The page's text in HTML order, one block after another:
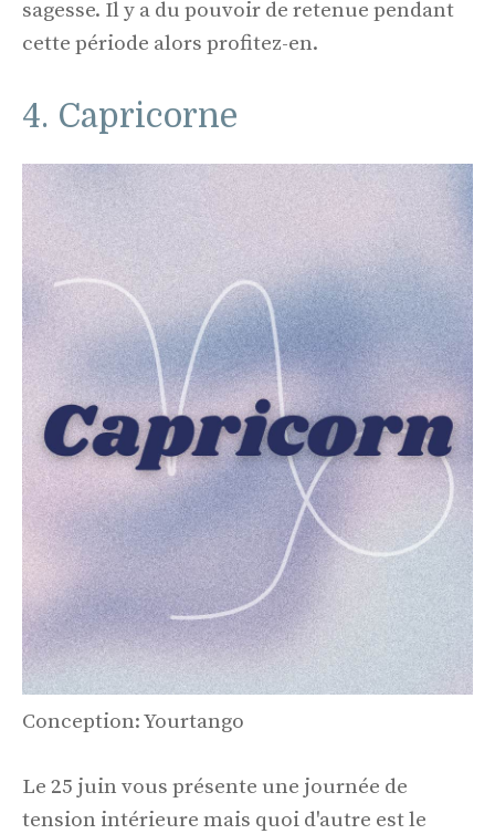
sagesse. Il y a du pouvoir de retenue pendant
cette période alors profitez-en.
4. Capricorne
Conception: Yourtango
Le 25 juin vous présente une journée de
tension intérieure mais quoi d'autre est le